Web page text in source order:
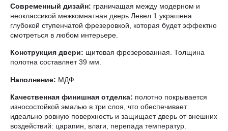
Современный дизайн: граничащая между модерном и
неоклассикой межкомнатная дверь Левел 1 украшена
глубокой ступенчатой фрезеровкой, которая будет эффектно
смотреться в любом интерьере.
Конструкция двери: щитовая фрезерованная. Толщина
полотна составляет 39 мм.
Наполнение: МДФ.
Качественная финишная отделка: полотно покрывается
износостойкой эмалью в три слоя, что обеспечивает
идеально ровную поверхность и защищает дверь от внешних
воздействий: царапин, влаги, перепада температур.